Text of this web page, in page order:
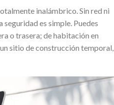
inalámbrico. Sin red ni
es simple. Puedes
o trasera; de habitación en
sitio de construcción temporal,